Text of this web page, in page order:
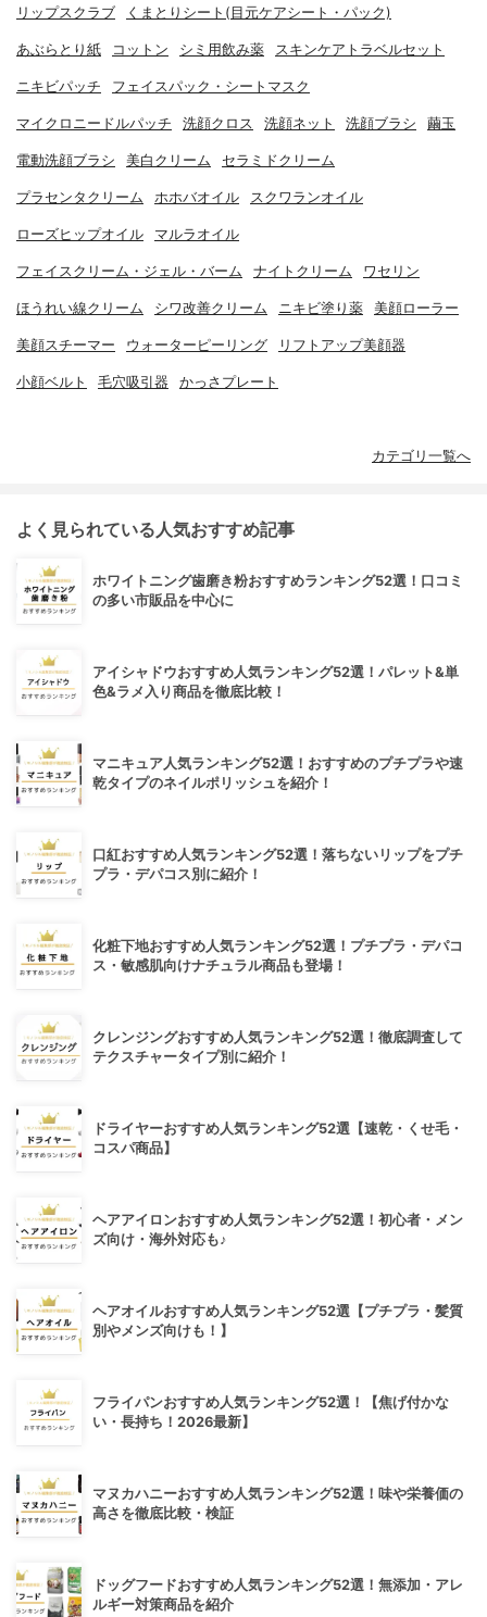
リップスクラブ くまとりシート(目元ケアシート・パック)
あぶらとり紙 コットン シミ用飲み薬 スキンケアトラベルセット
ニキビパッチ フェイスパック・シートマスク
マイクロニードルパッチ 洗顔クロス 洗顔ネット 洗顔ブラシ 繭玉
電動洗顔ブラシ 美白クリーム セラミドクリーム
プラセンタクリーム ホホバオイル スクワランオイル
ローズヒップオイル マルラオイル
フェイスクリーム・ジェル・バーム ナイトクリーム ワセリン
ほうれい線クリーム シワ改善クリーム ニキビ塗り薬 美顔ローラー
美顔スチーマー ウォーターピーリング リフトアップ美顔器
小顔ベルト 毛穴吸引器 かっさプレート
カテゴリ一覧へ
よく見られている人気おすすめ記事
ホワイトニング歯磨き粉おすすめランキング52選！口コミ
の多い市販品を中心に
アイシャドウおすすめ人気ランキング52選！パレット&単
色&ラメ入り商品を徹底比較！
マニキュア人気ランキング52選！おすすめのプチプラや速
乾タイプのネイルポリッシュを紹介！
口紅おすすめ人気ランキング52選！落ちないリップをプチ
プラ・デパコス別に紹介！
化粧下地おすすめ人気ランキング52選！プチプラ・デパコ
ス・敏感肌向けナチュラル商品も登場！
クレンジングおすすめ人気ランキング52選！徹底調査して
テクスチャータイプ別に紹介！
ドライヤーおすすめ人気ランキング52選【速乾・くせ毛・
コスパ商品】
ヘアアイロンおすすめ人気ランキング52選！初心者・メン
ズ向け・海外対応も♪
ヘアオイルおすすめ人気ランキング52選【プチプラ・髪質
別やメンズ向けも！】
フライパンおすすめ人気ランキング52選！【焦げ付かな
い・長持ち！2026最新】
マヌカハニーおすすめ人気ランキング52選！味や栄養価の
高さを徹底比較・検証
ドッグフードおすすめ人気ランキング52選！無添加・アレ
ルギー対策商品を紹介